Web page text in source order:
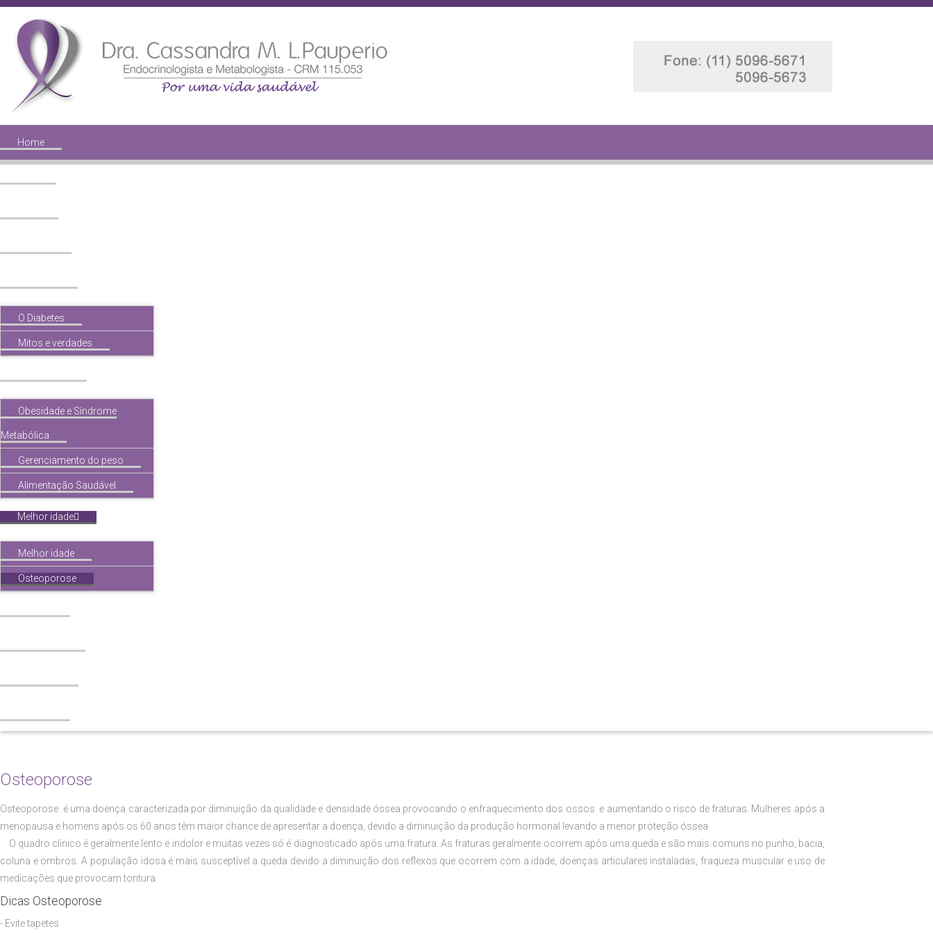
Home
O Diabetes
Mitos e verdades
Obesidade e Síndrome
Metabólica
Gerenciamento do peso
Alimentação Saudável
Melhor idade
Melhor idade
Osteoporose
Osteoporose
Osteoporose é uma doença caracterizada por diminuição da qualidade e densidade óssea provocando o enfraquecimento dos ossos e aumentando o risco de fraturas. Mulheres após a
menopausa e homens após os 60 anos têm maior chance de apresentar a doença, devido a diminuição da produção hormonal levando a menor proteção óssea.
O quadro clinico é geralmente lento e indolor e muitas vezes só é diagnosticado após uma fratura. As fraturas geralmente ocorrem após uma queda e são mais comuns no punho, bacia,
coluna e ombros. A população idosa é mais susceptível a queda devido a diminuição dos reflexos que ocorrem com a idade, doenças articulares instaladas, fraqueza muscular e uso de
medicações que provocam tontura.
Dicas Osteoporose
- Evite tapetes